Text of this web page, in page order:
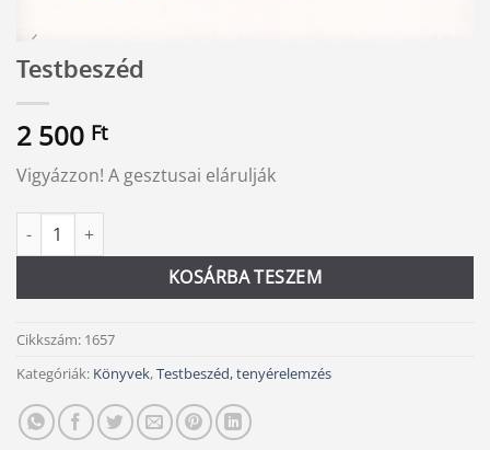
Testbeszéd
2 500 Ft
Vigyázzon! A gesztusai elárulják
Testbeszéd mennyiség
KOSÁRBA TESZEM
Alternative:
Cikkszám: 1657
Kategóriák: Könyvek,Testbeszéd, tenyérelemzés